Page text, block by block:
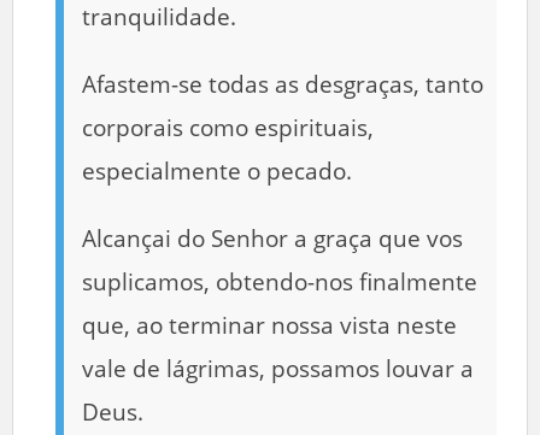
tranquilidade.
Afastem-se todas as desgraças, tanto
corporais como espirituais,
especialmente o pecado.
Alcançai do Senhor a graça que vos
suplicamos, obtendo-nos finalmente
que, ao terminar nossa vista neste
vale de lágrimas, possamos louvar a
Deus.